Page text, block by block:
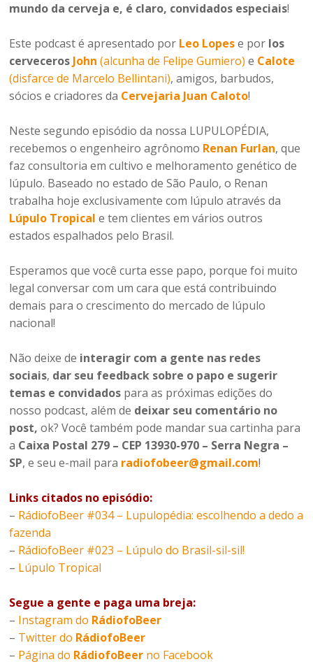
mundo da cerveja e, é claro, convidados especiais!
Este podcast é apresentado por Leo Lopese por los
cerveceros John (alcunha de Felipe Gumiero) e Calote
(disfarce de Marcelo Bellintani), amigos, barbudos,
sócios e criadores da Cervejaria Juan Caloto!
Neste segundo episódio da nossa LUPULOPÉDIA,
recebemos o engenheiro agrônomo Renan Furlan, que
faz consultoria em cultivo e melhoramento genético de
lúpulo. Baseado no estado de São Paulo, o Renan
trabalha hoje exclusivamente com lúpulo através da
Lúpulo Tropical e tem clientes em vários outros
estados espalhados pelo Brasil.
Esperamos que você curta esse papo, porque foi muito
legal conversar com um cara que está contribuindo
demais para o crescimento do mercado de lúpulo
nacional!
Não deixe de interagir com a gente nas redes
sociais, dar seu feedback sobre o papo e sugerir
temas e convidados para as próximas edições do
nosso podcast, além de deixar seu comentário no
post, ok? Você também pode mandar sua cartinha para
a Caixa Postal 279 – CEP 13930-970 – Serra Negra –
SP, e seu e-mail para radiofobeer@gmail.com!
Links citados no episódio:
– RádiofoBeer #034 – Lupulopédia: escolhendo a dedo a
fazenda
– RádiofoBeer #023 – Lúpulo do Brasil-sil-sil!
– Lúpulo Tropical
Segue a gente e paga uma breja:
– Instagram do RádiofoBeer
– Twitter do RádiofoBeer
– Página do RádiofoBeer no Facebook